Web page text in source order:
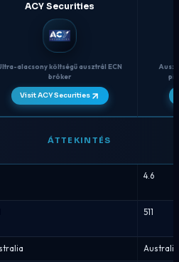
ACY Securities
alacsony költségű ausztrál ECN
bróker
Visit ACY Securities
ÁTTEKINTÉS
4.6
511
Australia